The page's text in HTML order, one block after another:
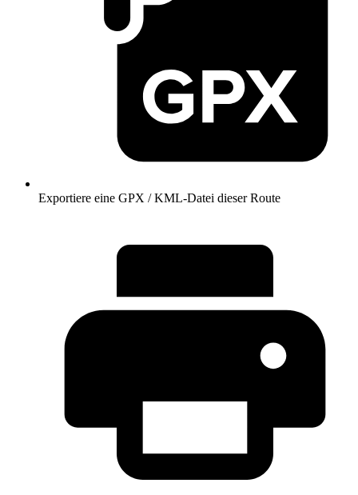
Exportiere eine GPX / KML-Datei dieser Route